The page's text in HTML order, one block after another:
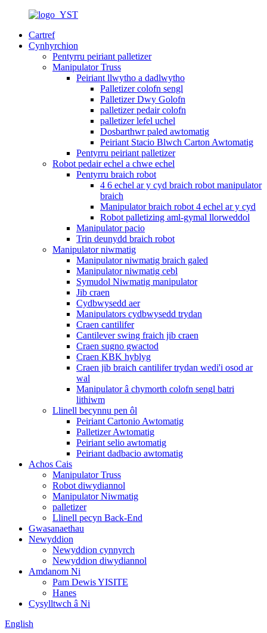
Cartref
Cynhyrchion
Pentyrru peiriant palletizer
Manipulator Truss
Peiriant llwytho a dadlwytho
Palletizer colofn sengl
Palletizer Dwy Golofn
palletizer pedair colofn
palletizer lefel uchel
Dosbarthwr paled awtomatig
Peiriant Stacio Blwch Carton Awtomatig
Pentyrru peiriant palletizer
Robot pedair echel a chwe echel
Pentyrru braich robot
4 6 echel ar y cyd braich robot manipulator
braich
Manipulator braich robot 4 echel ar y cyd
Robot palletizing aml-gymal llorweddol
Manipulator pacio
Trin deunydd braich robot
Manipulator niwmatig
Manipulator niwmatig braich galed
Manipulator niwmatig cebl
Symudol Niwmatig manipulator
Jib craen
Cydbwysedd aer
Manipulators cydbwysedd trydan
Craen cantilifer
Cantilever swing fraich jib craen
Craen sugno gwactod
Craen KBK hyblyg
Craen jib braich cantilifer trydan wedi'i osod ar
wal
Manipulator â chymorth colofn sengl batri
lithiwm
Llinell becynnu pen ôl
Peiriant Cartonio Awtomatig
Palletizer Awtomatig
Peiriant selio awtomatig
Peiriant dadbacio awtomatig
Achos Cais
Manipulator Truss
Robot diwydiannol
Manipulator Niwmatig
palletizer
Llinell pecyn Back-End
Gwasanaethau
Newyddion
Newyddion cynnyrch
Newyddion diwydiannol
Amdanom Ni
Pam Dewis YISITE
Hanes
Cysylltwch â Ni
English